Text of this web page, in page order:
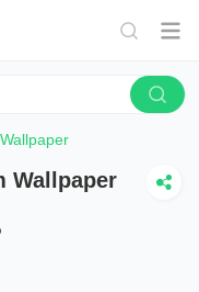
Wallpaper